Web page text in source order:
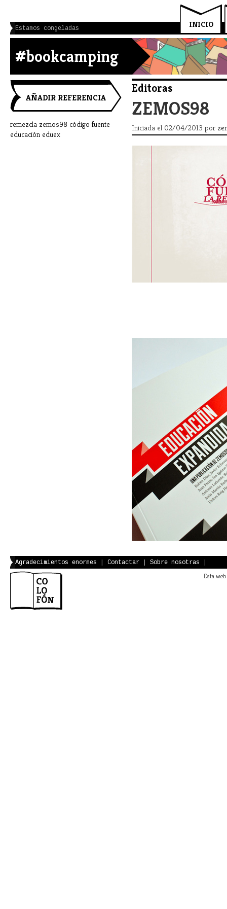
INICIO
Estamos congeladas
#bookcamping
AÑADIR REFERENCIA
remezcla zemos98 código fuente
educación eduex
Editoras
ZEMOS98
Iniciada el 02/04/2013 por
Agradecimientos enormes Contactar Sobre nosotras
Esta